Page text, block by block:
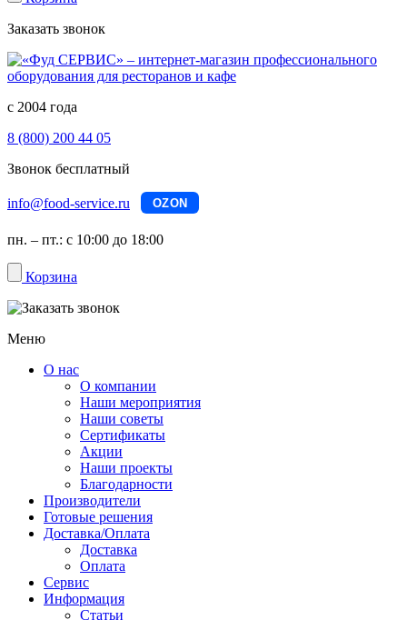
Заказать звонок
с 2004 года
8 (800) 200 44 05
Звонок бесплатный
info@food-service.ru OZON
пн. – пт.: с 10:00 до 18:00
Корзина
Меню
О нас
О компании
Наши мероприятия
Наши советы
Сертификаты
Акции
Наши проекты
Благодарности
Производители
Готовые решения
Доставка/Оплата
Доставка
Оплата
Сервис
Информация
Статьи